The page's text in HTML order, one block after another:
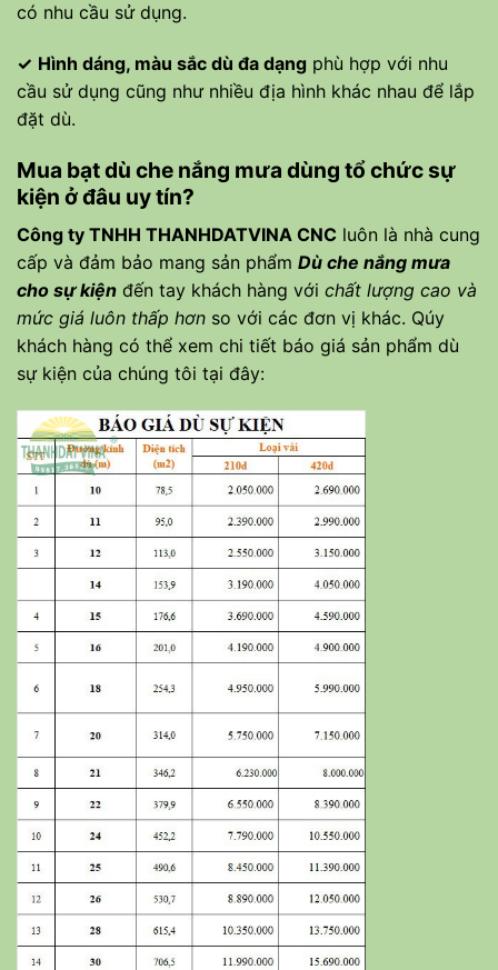
có nhu cầu sử dụng.
✓ Hình dáng, màu sắc dù đa dạng phù hợp với nhu
cầu sử dụng cũng như nhiều địa hình khác nhau để lắp
đặt dù.
Mua bạt dù che nắng mưa dùng tổ chức sự
kiện ở đâu uy tín?
Công ty TNHH THANHDATVINA CNC luôn là nhà cung
cấp và đảm bảo mang sản phẩm Dù che nắng mưa
cho sự kiện đến tay khách hàng với chất lượng cao và
mức giá luôn thấp hơn so với các đơn vị khác. Qúy
khách hàng có thể xem chi tiết báo giá sản phẩm dù
sự kiện của chúng tôi tại đây: